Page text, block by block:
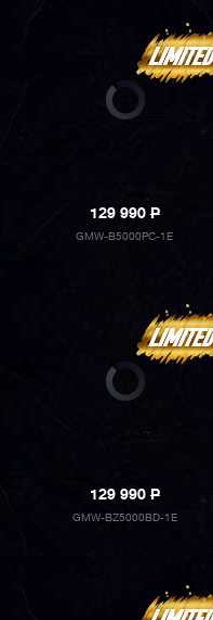
129 990P
GMW-B5000PC-1E
129 990P
GMW-BZ5000BD-1E